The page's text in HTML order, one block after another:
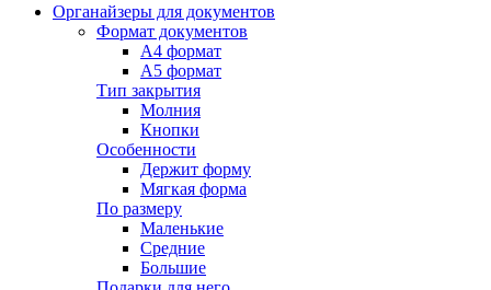
Органайзеры для документов
Формат документов
А4 формат
А5 формат
Тип закрытия
Молния
Кнопки
Особенности
Держит форму
Мягкая форма
По размеру
Маленькие
Средние
Большие